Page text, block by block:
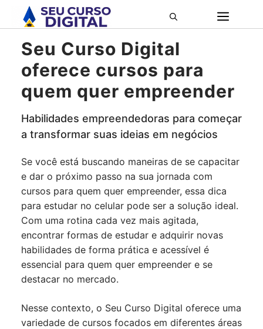
para
conteúdoSeu Curso Digital
oferece cursos para
quem quer empreender
Habilidades empreendedoras para começar
a transformar suas ideias em negócios
Se você está buscando maneiras de se capacitar
e dar o próximo passo na sua jornada com
cursos para quem quer empreender, essa dica
para estudar no celular pode ser a solução ideal.
Com uma rotina cada vez mais agitada,
encontrar formas de estudar e adquirir novas
habilidades de forma prática e acessível é
essencial para quem quer empreender e se
destacar no mercado.
Nesse contexto, o Seu Curso Digital oferece uma
variedade de cursos focados em diferentes áreas